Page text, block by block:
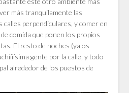
más tranquilamente las
calles perpendiculares, y comer en
comida que ponen los propios
El resto de noches (ya os
gente por la calle, y todo
alrededor de los puestos de